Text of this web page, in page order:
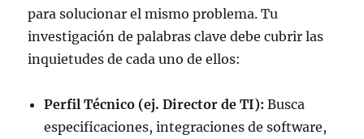
para solucionar el mismo problema. Tu
investigación de palabras clave debe cubrir las
inquietudes de cada uno de ellos:
Perfil Técnico (ej. Director de TI): Busca
especificaciones, integraciones de software,